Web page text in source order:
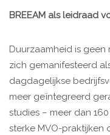
BREEAM als leidraad
Duurzaamheid is geen
zich gemanifesteerd
dagdagelijkse
meer geïntegreerd
studies – meer dan
sterke MVO-praktijken